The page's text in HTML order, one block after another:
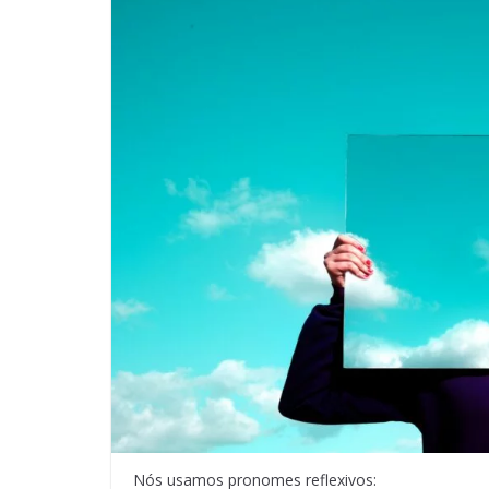
Nós usamos pronomes reflexivos: